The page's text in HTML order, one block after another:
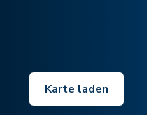
Karte laden